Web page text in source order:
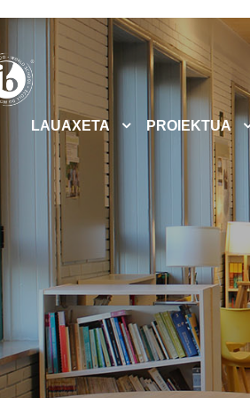
LAUAXETA PROIEKTUA